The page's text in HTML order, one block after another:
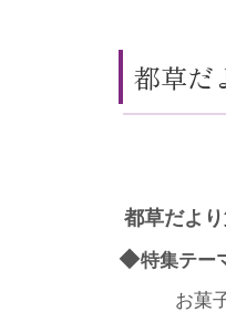
都草だ
都草だより
◆特集テー
お菓子に